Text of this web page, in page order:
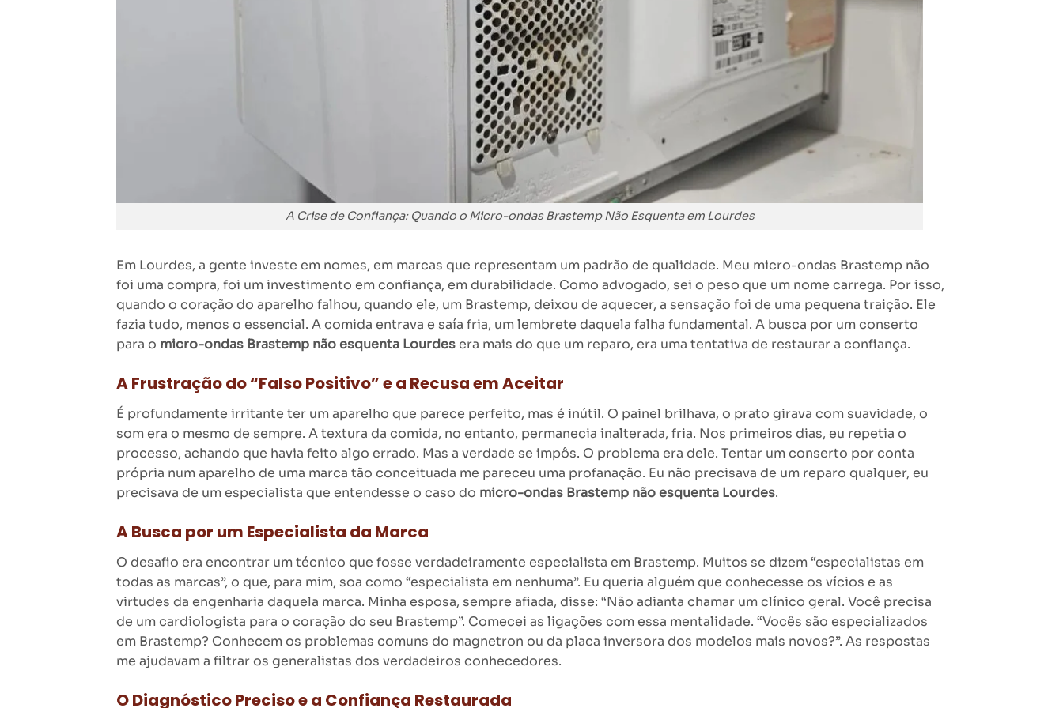
A Crise de Confiança: Quando o Micro-ondas Brastemp Não Esquenta em Lourdes
Em Lourdes, a gente investe em nomes, em marcas que representam um padrão de qualidade. Meu micro-ondas Brastemp não
foi uma compra, foi um investimento em confiança, em durabilidade. Como advogado, sei o peso que um nome carrega. Por isso,
quando o coração do aparelho falhou, quando ele, um Brastemp, deixou de aquecer, a sensação foi de uma pequena traição. Ele
fazia tudo, menos o essencial. A comida entrava e saía fria, um lembrete daquela falha fundamental. A busca por um conserto
para o micro-ondas Brastemp não esquenta Lourdesera mais do que um reparo, era uma tentativa de restaurar a confiança.
A Frustração do “Falso Positivo” e a Recusa em Aceitar
É profundamente irritante ter um aparelho que parece perfeito, mas é inútil. O painel brilhava, o prato girava com suavidade, o
som era o mesmo de sempre. A textura da comida, no entanto, permanecia inalterada, fria. Nos primeiros dias, eu repetia o
processo, achando que havia feito algo errado. Mas a verdade se impôs. O problema era dele. Tentar um conserto por conta
própria num aparelho de uma marca tão conceituada me pareceu uma profanação. Eu não precisava de um reparo qualquer, eu
precisava de um especialista que entendesse o caso do micro-ondas Brastemp não esquenta Lourdes.
A Busca por um Especialista da Marca
O desafio era encontrar um técnico que fosse verdadeiramente especialista em Brastemp. Muitos se dizem “especialistas em
todas as marcas”, o que, para mim, soa como “especialista em nenhuma”. Eu queria alguém que conhecesse os vícios e as
virtudes da engenharia daquela marca. Minha esposa, sempre afiada, disse: “Não adianta chamar um clínico geral. Você precisa
de um cardiologista para o coração do seu Brastemp”. Comecei as ligações com essa mentalidade. “Vocês são especializados
em Brastemp? Conhecem os problemas comuns do magnetron ou da placa inversora dos modelos mais novos?”. As respostas
me ajudavam a filtrar os generalistas dos verdadeiros conhecedores.
O Diagnóstico Preciso e a Confiança Restaurada